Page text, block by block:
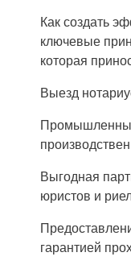
Как создать
ключевые
которая
Выезд
Выгодная
юристов и
гарантией